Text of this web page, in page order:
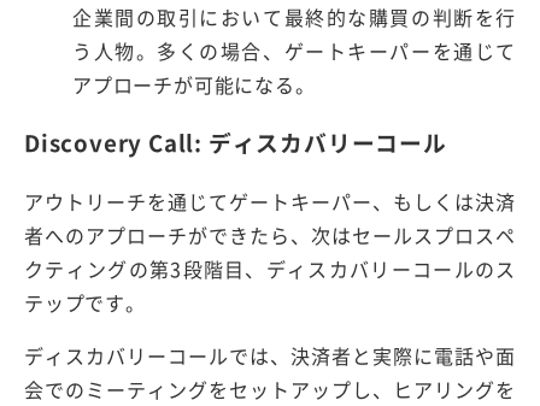
企業間の取引において最終的な購買の判断を行
う人物。多くの場合、ゲートキーパーを通じて
アプローチが可能になる。
Discovery Call: ディスカバリーコール
アウトリーチを通じてゲートキーパー、もしくは決済
者へのアプローチができたら、次はセールスプロスペ
クティングの第3段階目、ディスカバリーコールのス
テップです。
ディスカバリーコールでは、決済者と実際に電話や面
会でのミーティングをセットアップし、ヒアリングを